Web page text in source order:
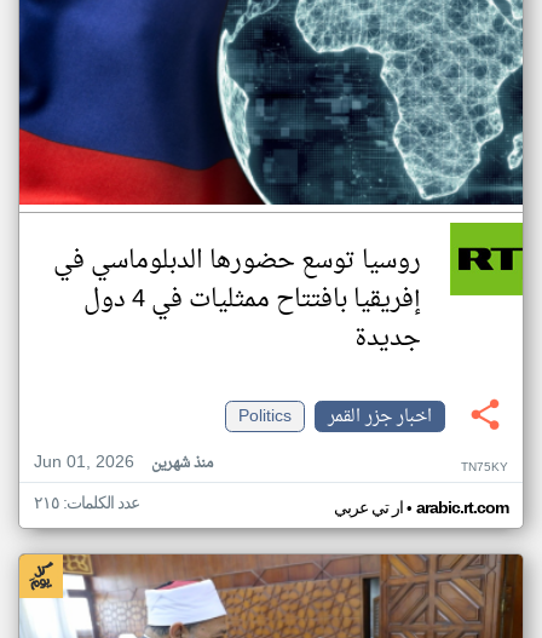
روسيا توسع حضورها الدبلوماسي في
إفريقيا بافتتاح ممثليات في 4 دول
جديدة
اخبار جزر القمر
Politics
Jun 01, 2026
منذ شهرين TN75KY
ار تي عربي• arabic.rt.com عدد الكلمات: ٢١٥